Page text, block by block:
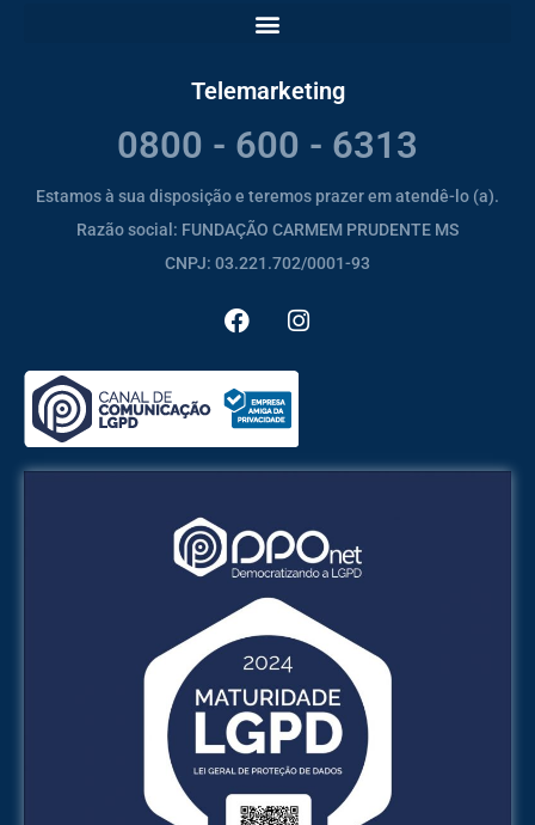
Telemarketing
0800 - 600 - 6313
Estamos à sua disposição e teremos prazer em atendê-lo (a).
Razão social: FUNDAÇÃO CARMEM PRUDENTE MS
CNPJ: 03.221.702/0001-93